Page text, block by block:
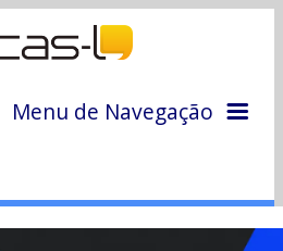
Menu de Navegação